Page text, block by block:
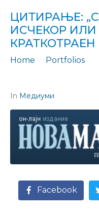
ЦИТИРАЊЕ:
ИСЧЕКОР ИЛИ
КРАТКОТРАЕН
Home
Portfolios
In Медиуми
Facebook